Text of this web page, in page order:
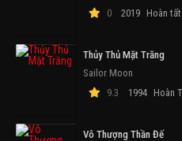
0
2019 Hoàn
Thủy Thủ Mặt Trăng
Sailor Moon
9.3
1994 Hoàn
Vô Thượng Thần Đế